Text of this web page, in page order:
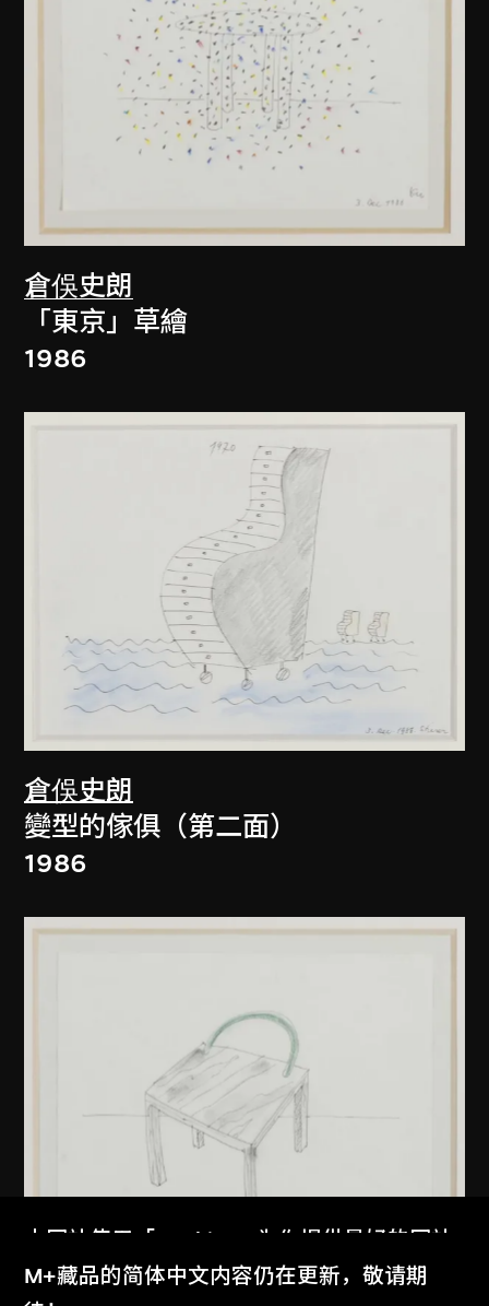
倉俁史朗
「東京」草繪
1986
倉俁史朗
變型的傢俱（第二面）
1986
本网站使用「Cookies」为你提供最好的网站
体验。
M+藏品的简体中文内容仍在更新，敬请期